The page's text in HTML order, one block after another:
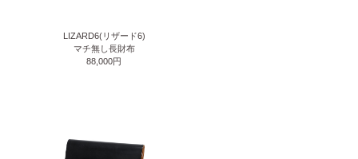
LIZARD6(リザード6)
マチ無し長財布
88,000円